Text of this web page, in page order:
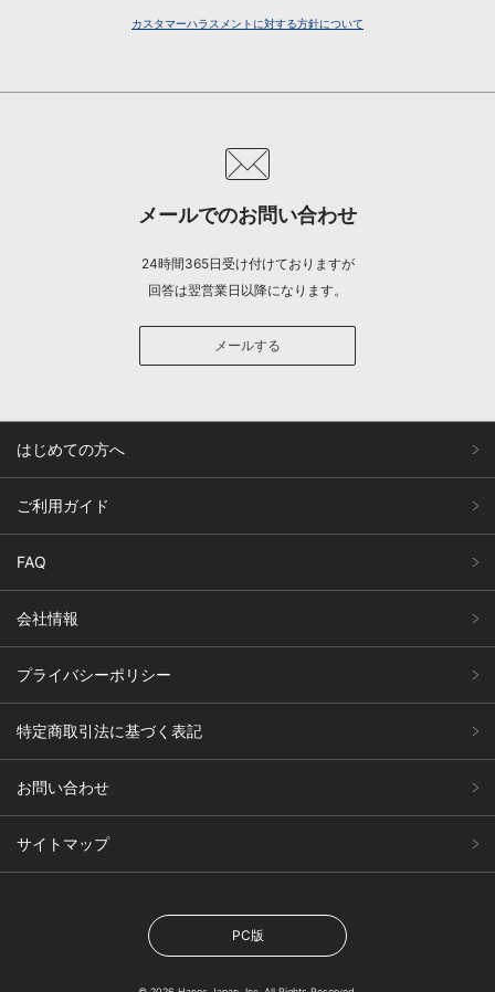
カスタマーハラスメントに対する方針について
メールでのお問い合わせ
24時間365日受け付けておりますが
回答は翌営業日以降になります。
メールする
はじめての方へ
ご利用ガイド
FAQ
会社情報
プライバシーポリシー
特定商取引法に基づく表記
お問い合わせ
サイトマップ
PC版